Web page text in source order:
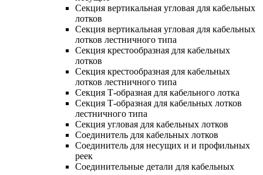
Секция вертикальная угловая для кабельных
лотков
Секция вертикальная угловая для кабельных
лотков лестничного типа
Секция крестообразная для кабельных
лотков
Секция крестообразная для кабельных
лотков лестничного типа
Секция Т-образная для кабельного лотка
Секция Т-образная для кабельных лотков
лестничного типа
Секция угловая для кабельных лотков
Соединитель для кабельных лотков
Соединитель для несущих и и профильных
реек
Соединительные детали для кабельных